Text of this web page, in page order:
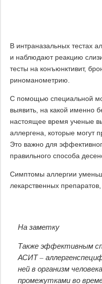
В интраназальных тестах
и наблюдают реакцию
тесты на конъюнктивит,
риноманометрию.
С помощью специальной
выявить, на какой именно
настоящее время ученые
аллергена, которые могут
Это важно для
правильного способа
Симптомы аллергии
лекарственных
На заметку
Также эффективным
АСИТ –
ней в организм
промежутками во